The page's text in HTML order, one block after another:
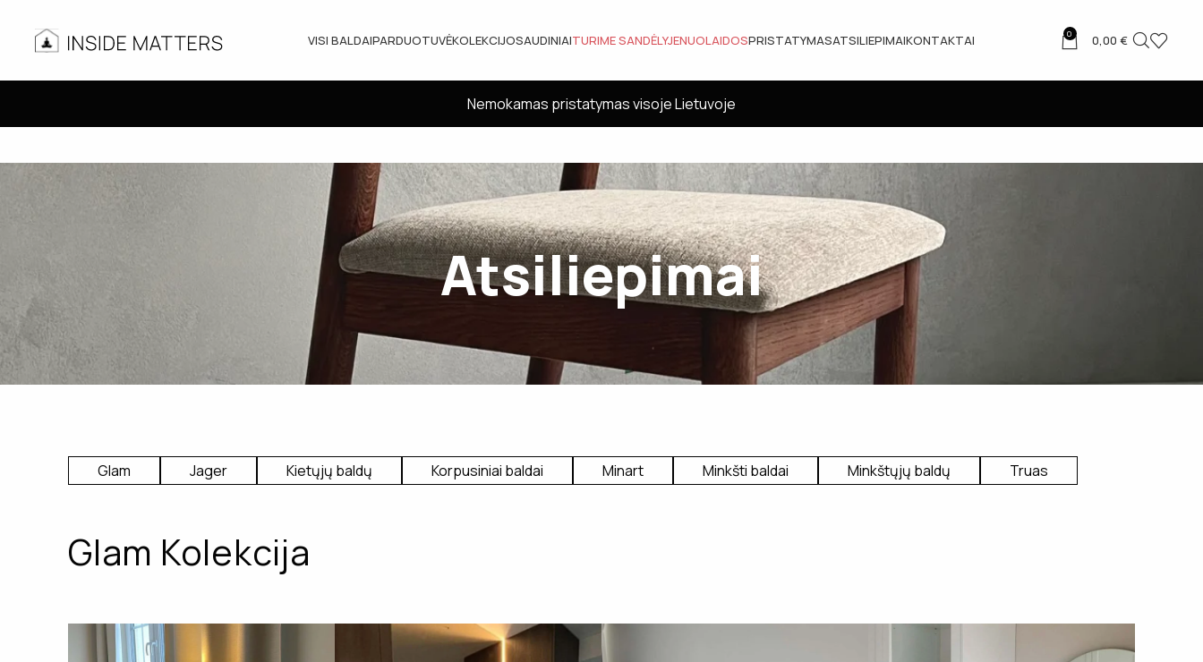
VISI BALDAIPARDUOTUVĖKOLEKCIJOSAUDINIAITURIME SANDĖLYJENUOLAIDOSPRISTATYMASATSILIEPIMAIKONTAKTAI 0 0,00€
Nemokamas pristatymas visoje Lietuvoje
Atsiliepimai
Glam Jager Kietųjų baldų Korpusiniai baldai Minart Minkšti baldai Minkštųjų baldų Truas
Glam Kolekcija